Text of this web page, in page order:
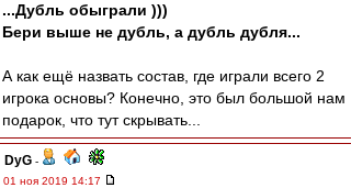
...Дубль обыграли )))
Бери выше не дубль, а дубль дубля...
А как ещё назвать состав, где играли всего 2
игрока основы? Конечно, это был большой нам
подарок, что тут скрывать...
DyG -
01 ноя 2019 14:17